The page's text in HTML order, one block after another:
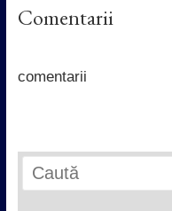
e
b
k
t
t
t
s
p
k
e
Comentarii
comentarii